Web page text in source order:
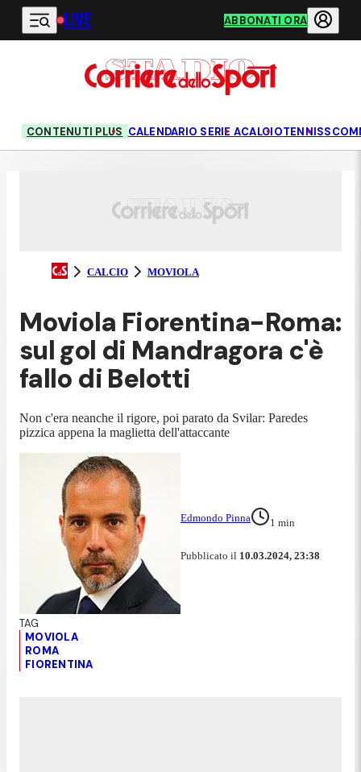
Vai al contenuto principale
LIVE ABBONATI ORA
CONTENUTI PLUS CALENDARIO SERIE ACALCIOTENNIS
CALCIO MOVIOLA
Moviola Fiorentina-Roma:
sul gol di Mandragora c'è
fallo di Belotti
Non c'era neanche il rigore, poi parato da Svilar: Paredes
pizzica appena la maglietta dell'attaccante
Edmondo Pinna 1 min
Pubblicato il 10.03.2024, 23:38
MOVIOLA
ROMA
FIORENTINA